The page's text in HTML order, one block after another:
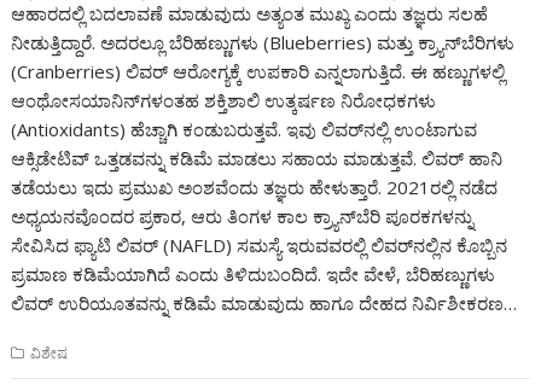
ಆಹಾರದಲ್ಲಿ ಬದಲಾವಣೆ ಮಾಡುವುದು ಅತ್ಯಂತ ಮುಖ್ಯ ಎಂದು ತಜ್ಞರು ಸಲಹೆ
ನೀಡುತ್ತಿದ್ದಾರೆ. ಅದರಲ್ಲೂ ಬೆರಿಹಣ್ಣುಗಳು (Blueberries) ಮತ್ತು ಕ್ರ್ಯಾನ್‌ಬೆರಿಗಳು
(Cranberries) ಲಿವರ್ ಆರೋಗ್ಯಕ್ಕೆ ಉಪಕಾರಿ ಎನ್ನಲಾಗುತ್ತಿದೆ. ಈ ಹಣ್ಣುಗಳಲ್ಲಿ
ಆಂಥೋಸಯಾನಿನ್‌ಗಳಂತಹ ಶಕ್ತಿಶಾಲಿ ಉತ್ಕರ್ಷಣ ನಿರೋಧಕಗಳು
(Antioxidants) ಹೆಚ್ಚಾಗಿ ಕಂಡುಬರುತ್ತವೆ. ಇವು ಲಿವರ್‌ನಲ್ಲಿ ಉಂಟಾಗುವ
ಆಕ್ಸಿಡೇಟಿವ್ ಒತ್ತಡವನ್ನು ಕಡಿಮೆ ಮಾಡಲು ಸಹಾಯ ಮಾಡುತ್ತವೆ. ಲಿವರ್ ಹಾನಿ
ತಡೆಯಲು ಇದು ಪ್ರಮುಖ ಅಂಶವೆಂದು ತಜ್ಞರು ಹೇಳುತ್ತಾರೆ. 2021ರಲ್ಲಿ ನಡೆದ
ಅಧ್ಯಯನವೊಂದರ ಪ್ರಕಾರ, ಆರು ತಿಂಗಳ ಕಾಲ ಕ್ರ್ಯಾನ್‌ಬೆರಿ ಪೂರಕಗಳನ್ನು
ಸೇವಿಸಿದ ಫ್ಯಾಟಿ ಲಿವರ್ (NAFLD) ಸಮಸ್ಯೆ ಇರುವವರಲ್ಲಿ ಲಿವರ್‌ನಲ್ಲಿನ ಕೊಬ್ಬಿನ
ಪ್ರಮಾಣ ಕಡಿಮೆಯಾಗಿದೆ ಎಂದು ತಿಳಿದುಬಂದಿದೆ. ಇದೇ ವೇಳೆ, ಬೆರಿಹಣ್ಣುಗಳು
ಲಿವರ್ ಉರಿಯೂತವನ್ನು ಕಡಿಮೆ ಮಾಡುವುದು ಹಾಗೂ ದೇಹದ ನಿರ್ವಿಶೀಕರಣ…
ವಿಶೇಷ